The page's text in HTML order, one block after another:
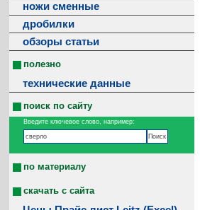
ножи сменные
дробилки
обзоры статьи
полезно
технические данные
поиск по сайту
Введите ключевое слово, например:
по материалу
скачать с сайта